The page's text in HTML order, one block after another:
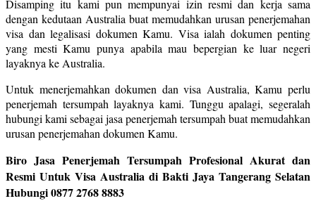
Disamping itu kami pun mempunyai izin resmi dan kerja sama
dengan kedutaan Australia buat memudahkan urusan penerjemahan
visa dan legalisasi dokumen Kamu. Visa ialah dokumen penting
yang mesti Kamu punya apabila mau bepergian ke luar negeri
layaknya ke Australia.
Untuk menerjemahkan dokumen dan visa Australia, Kamu perlu
penerjemah tersumpah layaknya kami. Tunggu apalagi, segeralah
hubungi kami sebagai jasa penerjemah tersumpah buat memudahkan
urusan penerjemahan dokumen Kamu.
Biro Jasa Penerjemah Tersumpah Profesional Akurat dan
Resmi Untuk Visa Australia di Bakti Jaya Tangerang Selatan
Hubungi 0877 2768 8883